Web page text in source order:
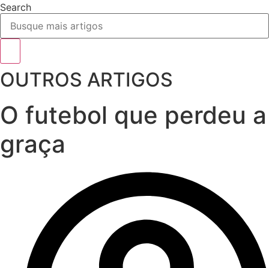
Search
OUTROS ARTIGOS
O futebol que perdeu a
graça